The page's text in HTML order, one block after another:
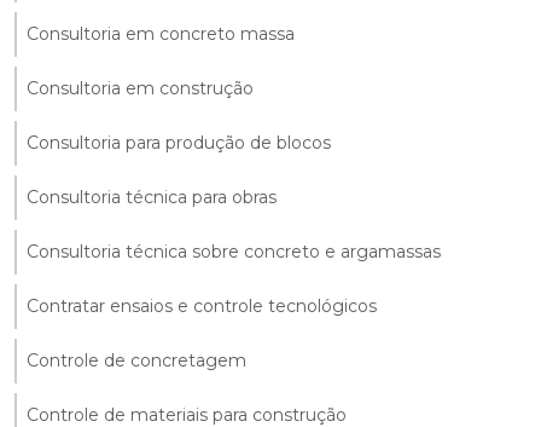
Consultoria em concreto massa
Consultoria em construção
Consultoria para produção de blocos
Consultoria técnica para obras
Consultoria técnica sobre concreto e argamassas
Contratar ensaios e controle tecnológicos
Controle de concretagem
Controle de materiais para construção